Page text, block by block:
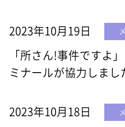
2023年10月19日
「所さん!事件ですよ
ミナールが協力しまし
2023年10月18日